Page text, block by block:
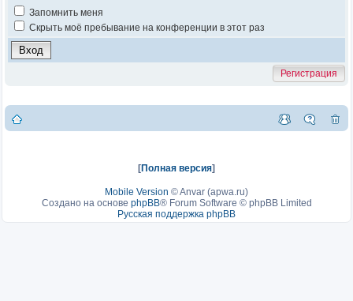
Запомнить меня
Скрыть моё пребывание на конференции в этот раз
Регистрация
[Полная версия]
Mobile Version ©Anvar (apwa.ru)
Создано на основе phpBB® Forum Software © phpBB Limited
Русская поддержка phpBB